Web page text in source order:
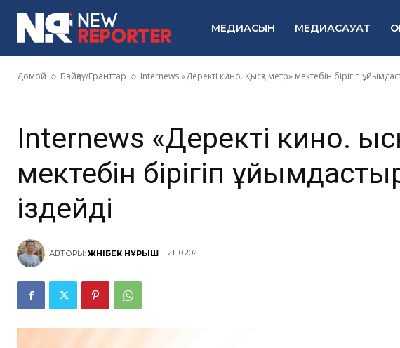
МЕДИАСЫН МЕДИАСАУАТ
Домой Байқау/Гранттар Internews «Деректі кино. Қысқа метр» мектебін бірігіп
ұйымдастыруға
Internews «Деректі кино.
мектебін бірігіп
іздейді
АВТОРЫ: ЖӘНІБЕК НҰРЫШ 21.10.2021